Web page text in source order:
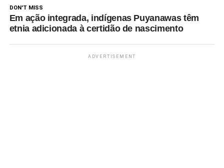
DON'T MISS
Em ação integrada, indígenas Puyanawas têm
etnia adicionada à certidão de nascimento
ADVERTISEMENT